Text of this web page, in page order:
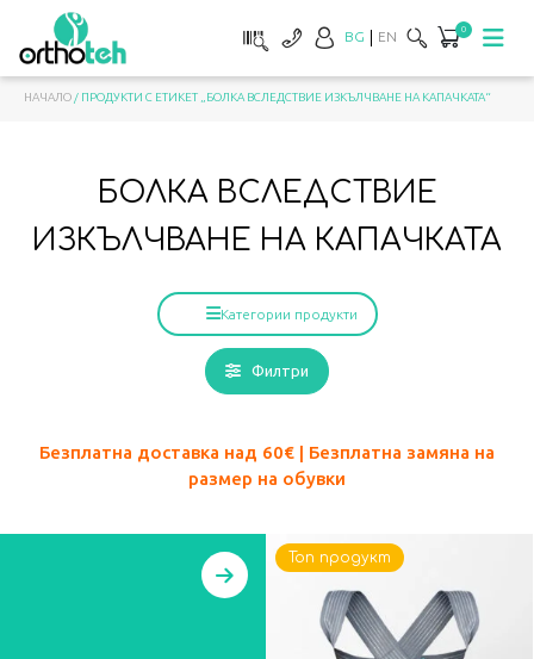
BG EN 0
НАЧАЛО / ПРОДУКТИ С ЕТИКЕТ „БОЛКА ВСЛЕДСТВИЕ ИЗКЪЛЧВАНЕ НА КАПАЧКАТА“
БОЛКА ВСЛЕДСТВИЕ
ИЗКЪЛЧВАНЕ НА КАПАЧКАТА
Филтри
Категории продукти
Безплатна доставка над 60€ | Безплатна замяна на
размер на обувки
Топ продукт